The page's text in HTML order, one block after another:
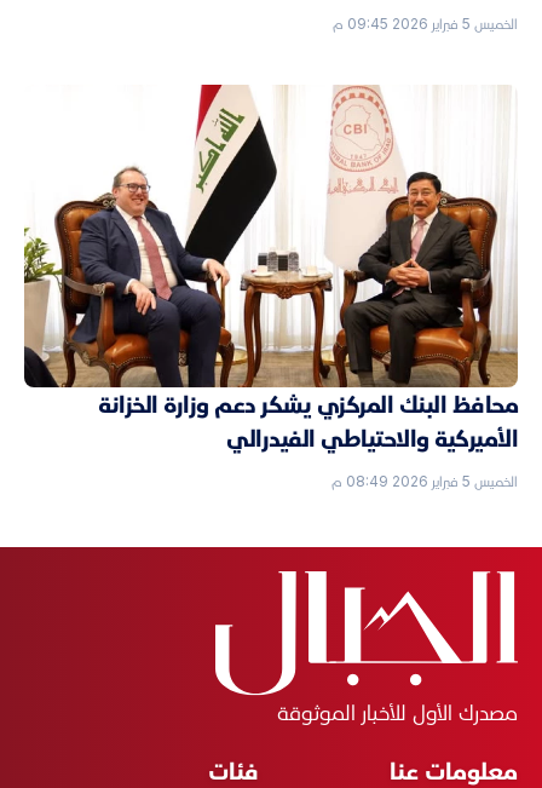
الخميس 5 فبراير 2026 09:45 م
محافظ البنك المركزي يشكر دعم وزارة الخزانة
الأميركية والاحتياطي الفيدرالي
الخميس 5 فبراير 2026 08:49 م
مصدرك الأول للأخبار الموثوقة
معلومات عنا فئات